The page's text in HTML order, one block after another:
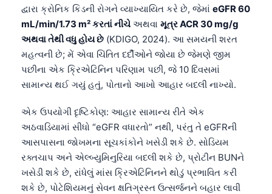
દ્વારા ક્રોનિક કિડની રોગને વ્યાખ્યાયિત કરે છે, જેમાં eGFR 60
mL/min/1.73 m² કરતાં નીચે અથવા મૂત્ર ACR 30 mg/g
અથવા તેથી વધુ હોય છે (KDIGO, 2024). આ સમયની શરત
મહત્વની છે; મેં એવા ચિંતિત દર્દીઓને જોયા છે જેમણે જીમ
પછીના એક ક્રિએટિનિન પરિણામ પછી, જે 10 દિવસમાં
સામાન્ય થઈ ગયું હતું, પોતાનો આખો આહાર બદલી નાખ્યો.
એક ઉપયોગી દૃષ્ટિકોણ: આહાર સામાન્ય રીતે એક
અઠવાડિયામાં સીધો “eGFR વધારતો” નથી, પરંતુ તે eGFRની
આસપાસના જોખમના સૂચકાંકોને ખસેડી શકે છે. સોડિયમ
રક્તચાપ અને એલ્બ્યુમિનુરિયા બદલી શકે છે, પ્રોટીન BUNને
ખસેડી શકે છે, રાંધેલું માંસ ક્રિએટિનિનને થોડું પ્રભાવિત કરી
શકે છે, પોટેશિયમનું સેવન ક્ષતિગ્રસ્ત ઉત્સર્જનને બહાર લાવી